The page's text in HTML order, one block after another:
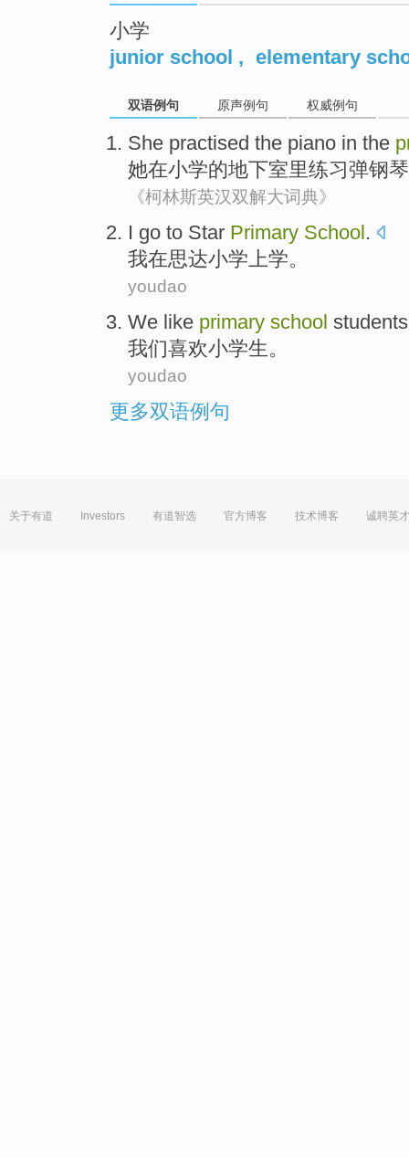
小学
junior school , elementary
双语例句 原声例句 权威例句
She practised the piano in the
她在小学的地下室里练习 弹钢琴
《柯林斯英汉双解大词典》
I go to Star Primary School.
我在思达小学上学。
youdao
We like primary school students
我们喜欢小学生。
youdao
更多双语例句
关于有道 Investors 有道智选 官方博客 技术博客 诚聘英才